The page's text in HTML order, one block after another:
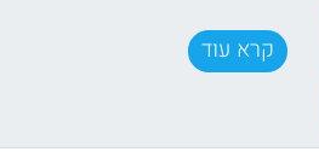
קרא עוד